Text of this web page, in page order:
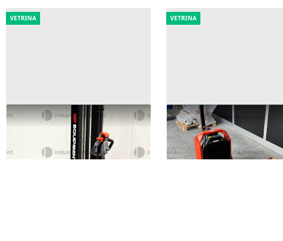
VETRINA
10#10277 Transpallet elettrico EP
Equipment Co.
Mantova (Mantova)
VETRINA
26#10277 Transpallet
Toyota
Mantova (Mantova)
450 €